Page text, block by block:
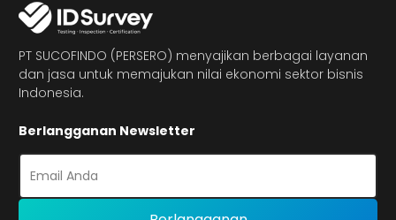
PT SUCOFINDO (PERSERO) menyajikan berbagai layanan
dan jasa untuk memajukan nilai ekonomi sektor bisnis
Indonesia.
Berlangganan Newsletter